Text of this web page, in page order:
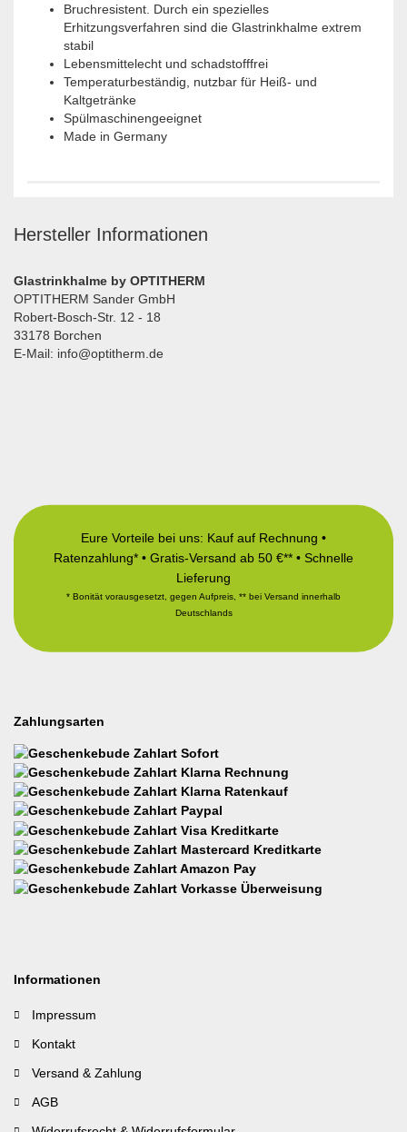
Bruchresistent. Durch ein spezielles
Erhitzungsverfahren sind die Glastrinkhalme extrem
stabil
Lebensmittelecht und schadstofffrei
Temperaturbeständig, nutzbar für Heiß- und
Kaltgetränke
Spülmaschinengeeignet
Made in Germany
Hersteller Informationen
Glastrinkhalme by OPTITHERM
OPTITHERM Sander GmbH
Robert-Bosch-Str. 12 - 18
33178 Borchen
E-Mail: info@optitherm.de
Eure Vorteile bei uns: Kauf auf Rechnung •
Ratenzahlung* • Gratis-Versand ab 50 €** • Schnelle
Lieferung
* Bonität vorausgesetzt, gegen Aufpreis, ** bei Versand innerhalb
Deutschlands
Zahlungsarten
Informationen
Impressum
Kontakt
Versand & Zahlung
AGB